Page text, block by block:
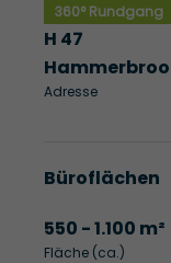
360° Rundgang
H 47
Adresse
Büroflächen
550 - 1.100 m²
Fläche (ca.)